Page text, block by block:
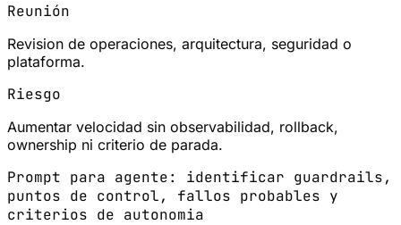
Reunión
Revision de operaciones, arquitectura, seguridad o
plataforma.
Riesgo
Aumentar velocidad sin observabilidad, rollback,
ownership ni criterio de parada.
Prompt para agente: identificar guardrails,
puntos de control, fallos probables y
criterios de autonomia